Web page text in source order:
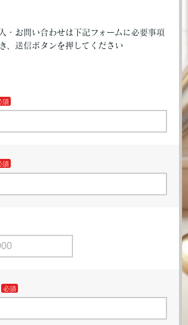
・お問い合わせは下記フォームに必要事項
、送信ボタンを押してください